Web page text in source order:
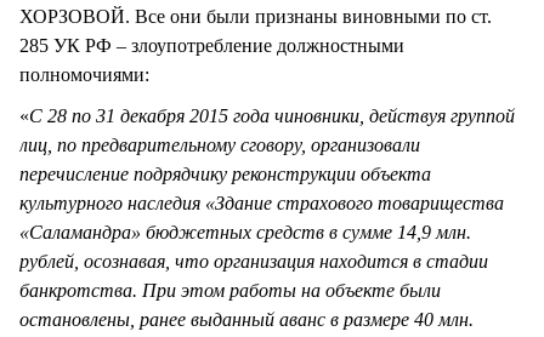
ХОРЗОВОЙ. Все они были признаны виновными по ст.
285 УК РФ – злоупотребление должностными
полномочиями:
«С 28 по 31 декабря 2015 года чиновники, действуя группой
лиц, по предварительному сговору, организовали
перечисление подрядчику реконструкции объекта
культурного наследия «Здание страхового товарищества
«Саламандра» бюджетных средств в сумме 14,9 млн.
рублей, осознавая, что организация находится в стадии
банкротства. При этом работы на объекте были
остановлены, ранее выданный аванс в размере 40 млн.